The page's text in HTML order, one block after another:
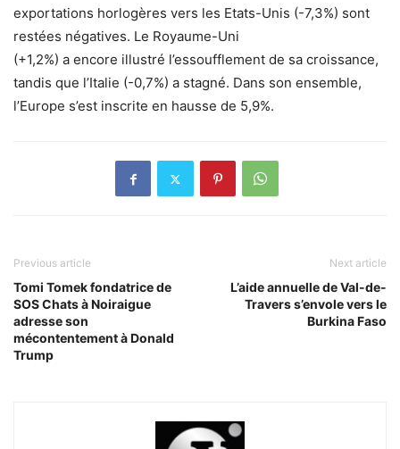
exportations horlogères vers les Etats-Unis (-7,3%) sont
restées négatives. Le Royaume-Uni
(+1,2%) a encore illustré l’essoufflement de sa croissance,
tandis que l’Italie (-0,7%) a stagné. Dans son ensemble,
l’Europe s’est inscrite en hausse de 5,9%.
Previous article
Tomi Tomek fondatrice de
SOS Chats à Noiraigue
adresse son
mécontentement à Donald
Trump
Next article
L’aide annuelle de Val-de-
Travers s’envole vers le
Burkina Faso